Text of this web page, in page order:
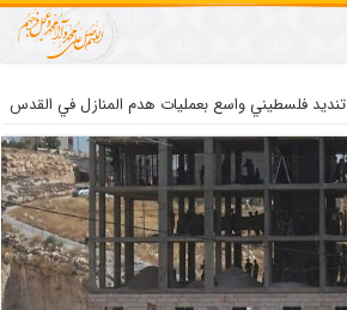
تنديد فلسطيني واسع بعمليات هدم المنازل في القدس